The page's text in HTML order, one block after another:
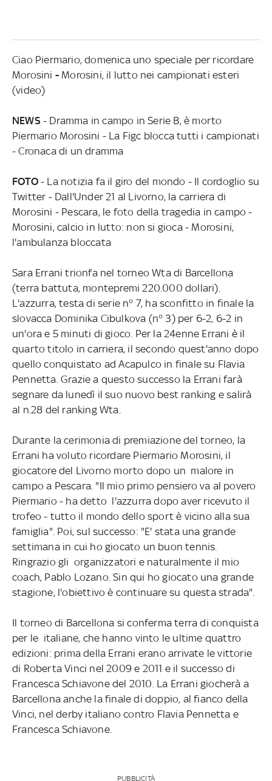
Ciao Piermario, domenica uno speciale per ricordare
Morosini - Morosini, il lutto nei campionati esteri
(video)
NEWS- Dramma in campo in Serie B, è morto
Piermario Morosini - La Figc blocca tutti i campionati
- Cronaca di un dramma
FOTO - La notizia fa il giro del mondo - Il cordoglio su
Twitter - Dall'Under 21 al Livorno, la carriera di
Morosini - Pescara, le foto della tragedia in campo -
Morosini, calcio in lutto: non si gioca - Morosini,
l'ambulanza bloccata
Sara Errani trionfa nel torneo Wta di Barcellona
(terra battuta, montepremi 220.000 dollari).
L'azzurra, testa di serie n° 7, ha sconfitto in finale la
slovacca Dominika Cibulkova (n° 3) per 6-2, 6-2 in
un'ora e 5 minuti di gioco. Per la 24enne Errani è il
quarto titolo in carriera, il secondo quest'anno dopo
quello conquistato ad Acapulco in finale su Flavia
Pennetta. Grazie a questo successo la Errani farà
segnare da lunedì il suo nuovo best ranking e salirà
al n.28 del ranking Wta.
Durante la cerimonia di premiazione del torneo, la
Errani ha voluto ricordare Piermario Morosini, il
giocatore del Livorno morto dopo un malore in
campo a Pescara. "Il mio primo pensiero va al povero
Piermario - ha detto l'azzurra dopo aver ricevuto il
trofeo - tutto il mondo dello sport è vicino alla sua
famiglia". Poi, sul successo: "E' stata una grande
settimana in cui ho giocato un buon tennis.
Ringrazio gli organizzatori e naturalmente il mio
coach, Pablo Lozano. Sin qui ho giocato una grande
stagione, l'obiettivo è continuare su questa strada".
Il torneo di Barcellona si conferma terra di conquista
per le italiane, che hanno vinto le ultime quattro
edizioni: prima della Errani erano arrivate le vittorie
di Roberta Vinci nel 2009 e 2011 e il successo di
Francesca Schiavone del 2010. La Errani giocherà a
Barcellona anche la finale di doppio, al fianco della
Vinci, nel derby italiano contro Flavia Pennetta e
Francesca Schiavone.
PUBBLICITÀ